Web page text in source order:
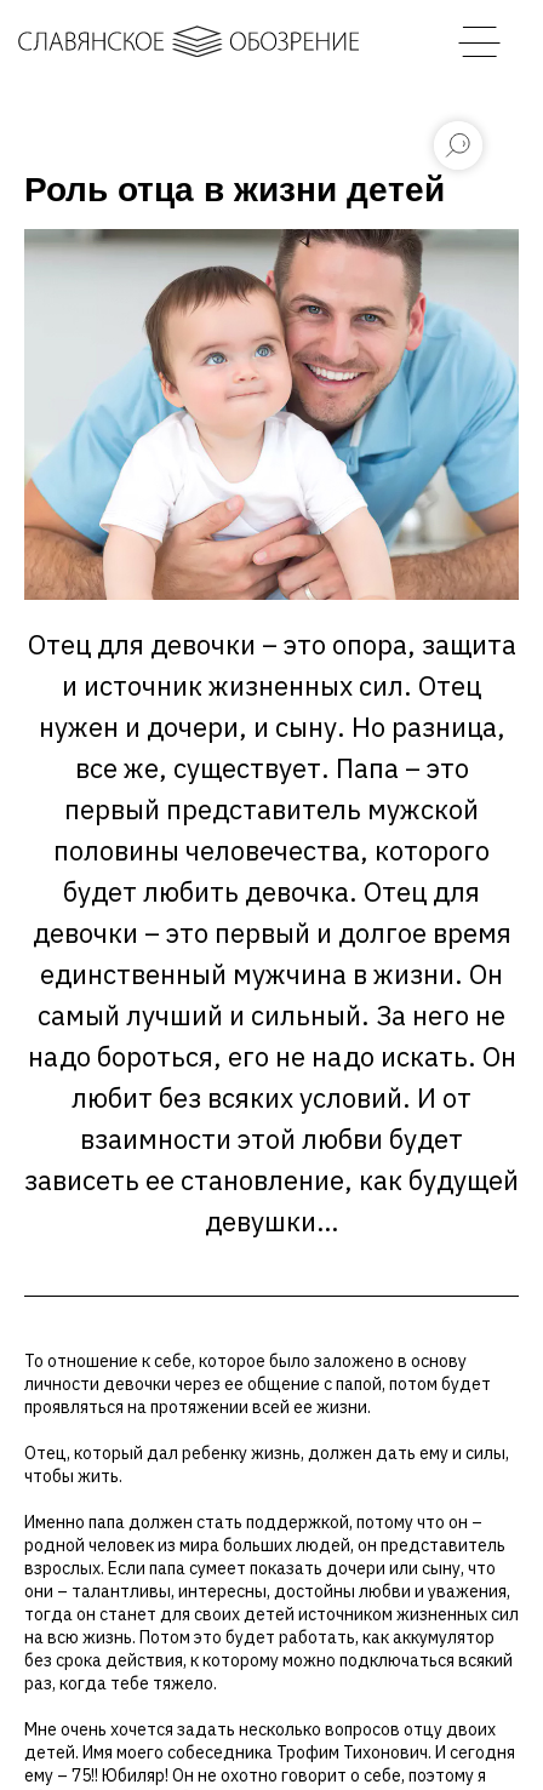
Роль отца в жизни детей
Отец для девочки – это опора, защита
и источник жизненных сил. Отец
нужен и дочери, и сыну. Но разница,
все же, существует. Папа – это
первый представитель мужской
половины человечества, которого
будет любить девочка. Отец для
девочки – это первый и долгое время
единственный мужчина в жизни. Он
самый лучший и сильный. За него не
надо бороться, его не надо искать. Он
любит без всяких условий. И от
взаимности этой любви будет
зависеть ее становление, как будущей
девушки…
То отношение к себе, которое было заложено в основу
личности девочки через ее общение с папой, потом будет
проявляться на протяжении всей ее жизни.
Отец, который дал ребенку жизнь, должен дать ему и силы,
чтобы жить.
Именно папа должен стать поддержкой, потому что он –
родной человек из мира больших людей, он представитель
взрослых. Если папа сумеет показать дочери или сыну, что
они – талантливы, интересны, достойны любви и уважения,
тогда он станет для своих детей источником жизненных сил
на всю жизнь. Потом это будет работать, как аккумулятор
без срока действия, к которому можно подключаться всякий
раз, когда тебе тяжело.
Мне очень хочется задать несколько вопросов отцу двоих
детей. Имя моего собеседника Трофим Тихонович. И сегодня
ему – 75!! Юбиляр! Он не охотно говорит о себе, поэтому я